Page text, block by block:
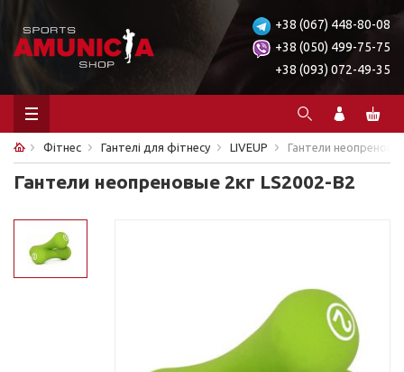
+38 (067) 448-80-08
+38 (050) 499-75-75
+38 (093) 072-49-35
Фітнес Гантелі для фітнесу LIVEUP Гантели
Гантели неопреновые 2кг LS2002-B2